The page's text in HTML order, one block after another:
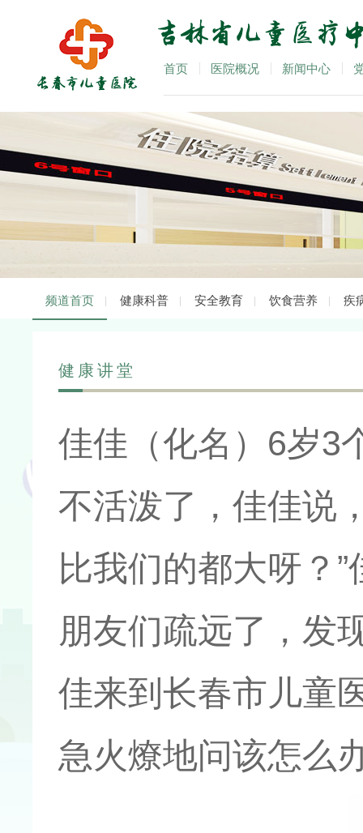
首页 医院概况 新闻中心
频道首页 健康科普 安全教育 饮食营养 疾
健康讲堂
佳佳（化名）6岁3
不活泼了，佳佳说
比我们的都大呀？
朋友们疏远了，发
佳来到长春市儿童
急火燎地问该怎么